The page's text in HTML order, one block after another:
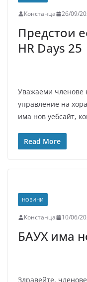
Констанца 26/09/
Предстои
HR Days 25
Уважаеми членове
управление на
има нов уебсайт,
Read More
НОВИНИ
Констанца 10/06/
БАУХ има
Здравейте,